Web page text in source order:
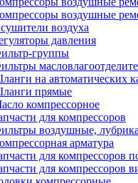
воздушные
воздуха
давления
группы
на автоматических
прямые
компрессорное
для компрессоров
воздушные,
арматура
для компрессоров
для компрессоров